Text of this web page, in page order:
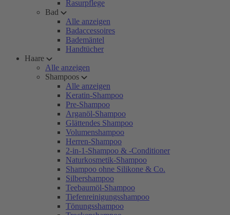
Rasurpflege
Bad
Alle anzeigen
Badaccessoires
Bademäntel
Handtücher
Haare
Alle anzeigen
Shampoos
Alle anzeigen
Keratin-Shampoo
Pre-Shampoo
Arganöl-Shampoo
Glättendes Shampoo
Volumenshampoo
Herren-Shampoo
2-in-1-Shampoo & -Conditioner
Naturkosmetik-Shampoo
Shampoo ohne Silikone & Co.
Silbershampoo
Teebaumöl-Shampoo
Tiefenreinigungsshampoo
Tönungsshampoo